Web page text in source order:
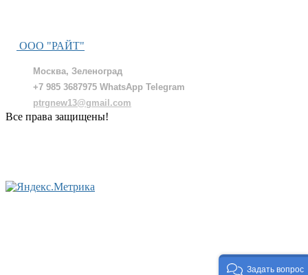
ООО "РАЙТ"
Москва, Зеленоград
+7 985 3687975 WhatsApp Telegram
ptrgnew13@gmail.com
Все права защищены!
Задать вопрос